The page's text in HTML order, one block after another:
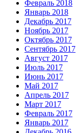
Февраль 2018
Январь 2018
Декабрь 2017
Ноябрь 2017
Октябрь 2017
Сентябрь 2017
Август 2017
Июль 2017
Июнь 2017
Май 2017
Апрель 2017
Март 2017
Февраль 2017
Январь 2017